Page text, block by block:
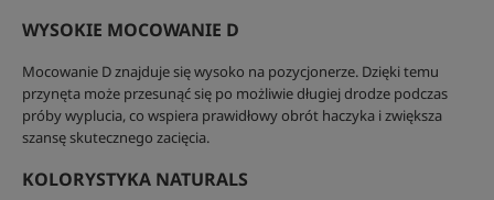
WYSOKIE MOCOWANIE D
Mocowanie D znajduje się wysoko na pozycjonerze. Dzięki temu
przynęta może przesunąć się po możliwie długiej drodze podczas
próby wyplucia, co wspiera prawidłowy obrót haczyka i zwiększa
szansę skutecznego zacięcia.
KOLORYSTYKA NATURALS